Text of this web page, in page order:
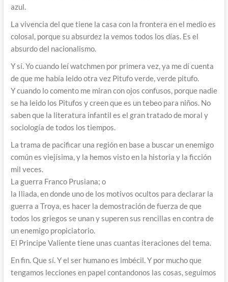
azul.
La vivencia del que tiene la casa con la frontera en el medio es
colosal, porque su absurdez la vemos todos los días. Es el
absurdo del nacionalismo.
Y sí. Yo cuando leí watchmen por primera vez, ya me dí cuenta
de que me había leido otra vez Pitufo verde, verde pitufo.
Y cuando lo comento me miran con ojos confusos, porque nadie
se ha leido los Pitufos y creen que es un tebeo para niños. No
saben que la literatura infantil es el gran tratado de moral y
sociología de todos los tiempos.
La trama de pacificar una región en base a buscar un enemigo
común es viejísima, y la hemos visto en la historia y la ficción
mil veces.
La guerra Franco Prusiana; o
la Iliada, en donde uno de los motivos ocultos para declarar la
guerra a Troya, es hacer la demostración de fuerza de que
todos los griegos se unan y superen sus rencillas en contra de
un enemigo propiciatorio.
El Principe Valiente tiene unas cuantas iteraciones del tema.
En fin. Que sí. Y el ser humano es imbécil. Y por mucho que
tengamos lecciones en papel contandonos las cosas, seguimos